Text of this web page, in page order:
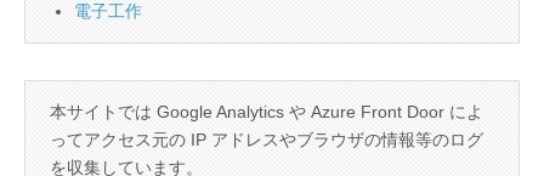
電子工作
本サイトでは Google Analytics や Azure Front Door によ
ってアクセス元の IP アドレスやブラウザの情報等のログ
を収集しています。